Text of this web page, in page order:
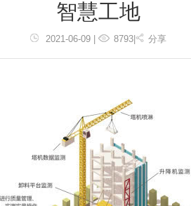
智慧工地
2021-06-09 | 8793| 分享